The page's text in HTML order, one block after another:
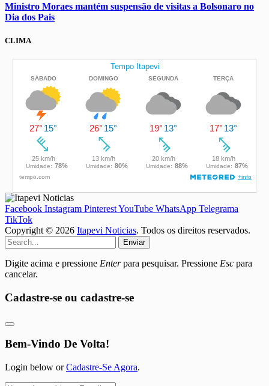
Ministro Moraes mantém suspensão de visitas a Bolsonaro no
Dia dos Pais
CLIMA
Facebook Instagram PinterestYouTube WhatsApp Telegrama
TikTok
Copyright © 2026 Itapevi Noticias. Todos os direitos reservados.
Enviar
Digite acima e pressione Enterpara pesquisar. Pressione Esc para
cancelar.
Cadastre-se ou cadastre-se
Bem-Vindo De Volta!
Login below orCadastre-Se Agora.